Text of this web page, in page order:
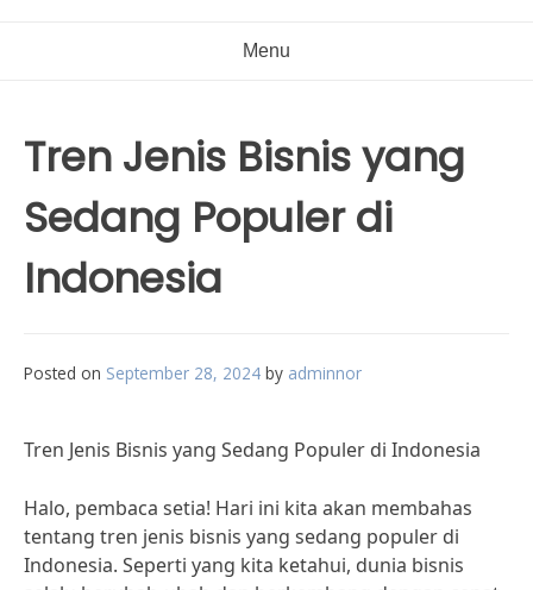
Menu
Tren Jenis Bisnis yang
Sedang Populer di
Indonesia
Posted on September 28, 2024 by adminnor
Tren Jenis Bisnis yang Sedang Populer di Indonesia
Halo, pembaca setia! Hari ini kita akan membahas
tentang tren jenis bisnis yang sedang populer di
Indonesia. Seperti yang kita ketahui, dunia bisnis